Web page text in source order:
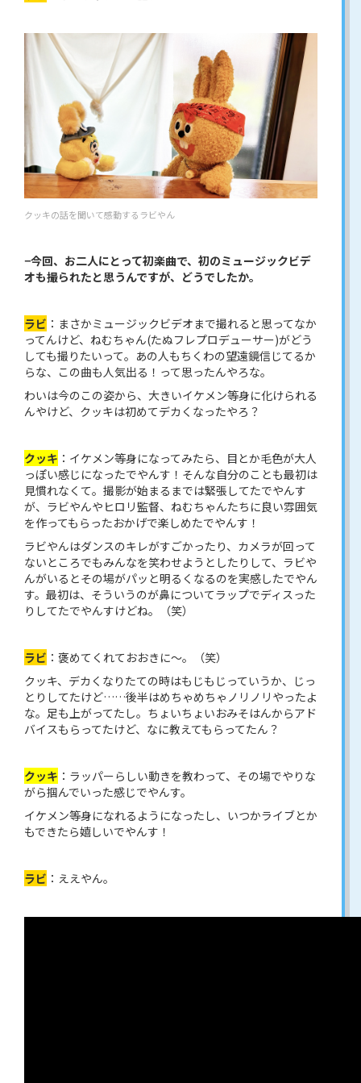
クッキの話を聞いて感動するラビやん
−今回、お二人にとって初楽曲で、初のミュージックビデ
オも撮られたと思うんですが、どうでしたか。
ラビ ：まさかミュージックビデオまで撮れると思ってなか
ってんけど、ねむちゃん(たぬフレプロデューサー)がどう
しても撮りたいって。あの人もちくわの望遠鏡信じてるか
らな、この曲も人気出る！って思ったんやろな。
わいは今のこの姿から、大きいイケメン等身に化けられる
んやけど、クッキは初めてデカくなったやろ？
クッキ ：イケメン等身になってみたら、目とか毛色が大人
っぽい感じになったでやんす！そんな自分のことも最初は
見慣れなくて。撮影が始まるまでは緊張してたでやんす
が、ラビやんやヒロリ監督、ねむちゃんたちに良い雰囲気
を作ってもらったおかげで楽しめたでやんす！
ラビやんはダンスのキレがすごかったり、カメラが回って
ないところでもみんなを笑わせようとしたりして、ラビや
んがいるとその場がパッと明るくなるのを実感したでやん
す。最初は、そういうのが鼻についてラップでディスった
りしてたでやんすけどね。（笑）
ラビ ：褒めてくれておおきに〜。（笑）
クッキ、デカくなりたての時はもじもじっていうか、じっ
とりしてたけど……後半はめちゃめちゃノリノリやったよ
な。足も上がってたし。ちょいちょいおみそはんからアド
バイスもらってたけど、なに教えてもらってたん？
クッキ ：ラッパーらしい動きを教わって、その場でやりな
がら掴んでいった感じでやんす。
イケメン等身になれるようになったし、いつかライブとか
もできたら嬉しいでやんす！
ラビ ：ええやん。